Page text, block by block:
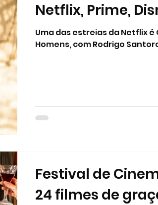
Netflix, Prime,
Uma das estreias da Netflix é
Homens, com Rodrigo
Festival de
24 filmes de